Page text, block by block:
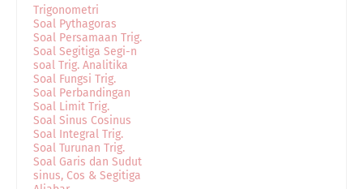
Trigonometri
Soal Pythagoras
Soal Persamaan Trig.
Soal Segitiga Segi-n
soal Trig. Analitika
Soal Fungsi Trig.
Soal Perbandingan
Soal Limit Trig.
Soal Sinus Cosinus
Soal Integral Trig.
Soal Turunan Trig.
Soal Garis dan Sudut
sinus, Cos & Segitiga